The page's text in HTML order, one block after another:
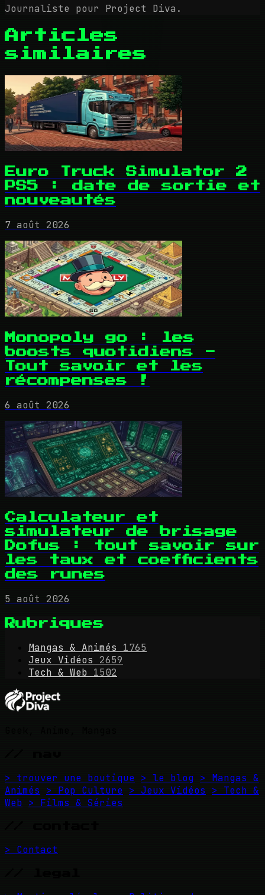
Journaliste pour Project Diva.
Articles
similaires
Euro Truck Simulator 2
PS5 : date de sortie et
nouveautés
7 août 2026
Monopoly go : les
boosts quotidiens -
Tout savoir et les
récompenses !
6 août 2026
Calculateur et
simulateur de brisage
Dofus : tout savoir sur
les taux et coefficients
des runes
5 août 2026
Rubriques
Mangas & Animés
1765
Jeux Vidéos
2659
Tech & Web 1502
> trouver une boutique > le blog > Mangas &
Animés
> Pop Culture > Jeux Vidéos
> Tech &
Web > Films & Séries
> Contact